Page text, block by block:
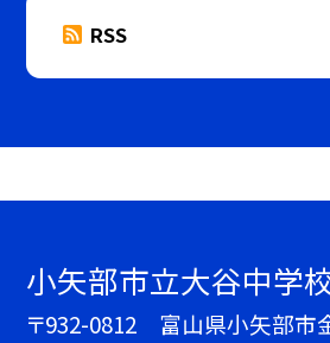
RSS
小矢部市立大谷中学
〒932-0812 富山県小矢部市